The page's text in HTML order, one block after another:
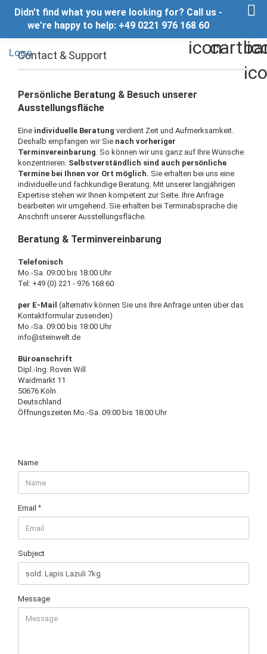
Didn't find what you were looking for? Call us -
we’re happy to help: +49 0221 976 168 60
Contact & Support
Persönliche Beratung & Besuch unserer
Ausstellungsfläche
Eine individuelle Beratung verdient Zeit und Aufmerksamkeit.
Deshalb empfangen wir Sie nach vorheriger
Terminvereinbarung. So können wir uns ganz auf Ihre Wünsche
konzentrieren. Selbstverständlich sind auch persönliche
Termine bei Ihnen vor Ort möglich. Sie erhalten bei uns eine
individuelle und fachkundige Beratung. Mit unserer langjährigen
Expertise stehen wir Ihnen kompetent zur Seite. Ihre Anfrage
bearbeiten wir umgehend. Sie erhalten bei Terminabsprache die
Anschrift unserer Ausstellungsfläche.
Beratung & Terminvereinbarung
Telefonisch
Mo.-Sa. 09:00 bis 18:00 Uhr
Tel: +49 (0) 221 - 976 168 60
per E-Mail (alternativ können Sie uns Ihre Anfrage unten über das
Kontaktformular zusenden)
Mo.-Sa. 09:00 bis 18:00 Uhr
info@steinwelt.de
Büroanschrift
Dipl.-Ing. Roven Will
Waidmarkt 11
50676 Köln
Deutschland
Öffnungszeiten Mo.-Sa. 09:00 bis 18:00 Uhr
CONTACT
&
SUPPORT
Name
Email
Subject
Message